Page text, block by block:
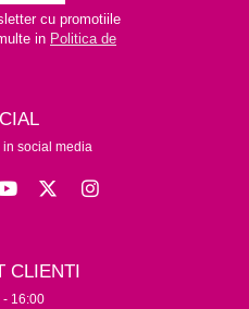
cu promotiile
in Politica de
in social media
CLIENTI
- 16:00